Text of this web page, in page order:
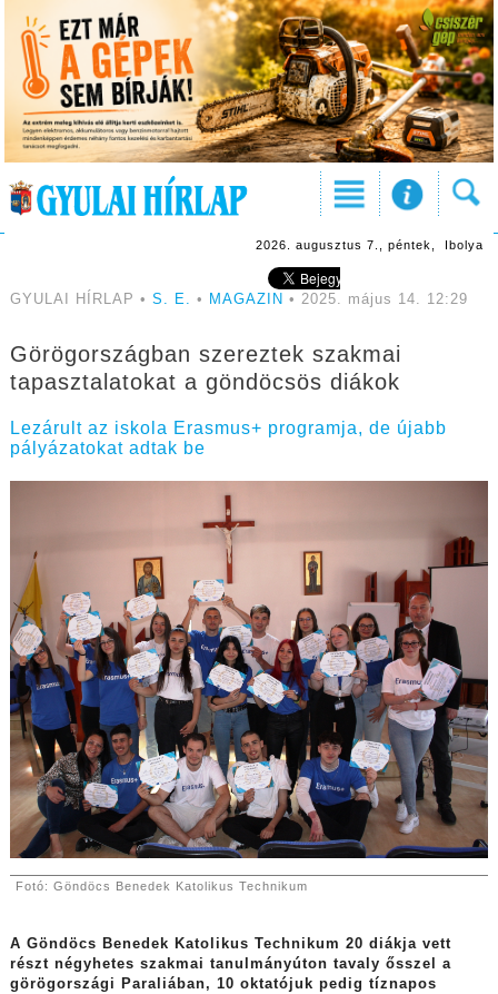
2026. augusztus 7., péntek, Ibolya
GYULAI HÍRLAP • S. E. • MAGAZIN • 2025. május 14. 12:29
Görögországban szereztek szakmai
tapasztalatokat a göndöcsös diákok
Lezárult az iskola Erasmus+ programja, de újabb
pályázatokat adtak be
Fotó: Göndöcs Benedek Katolikus Technikum
A Göndöcs Benedek Katolikus Technikum 20 diákja vett
részt négyhetes szakmai tanulmányúton tavaly ősszel a
görögországi Paraliában, 10 oktatójuk pedig tíznapos